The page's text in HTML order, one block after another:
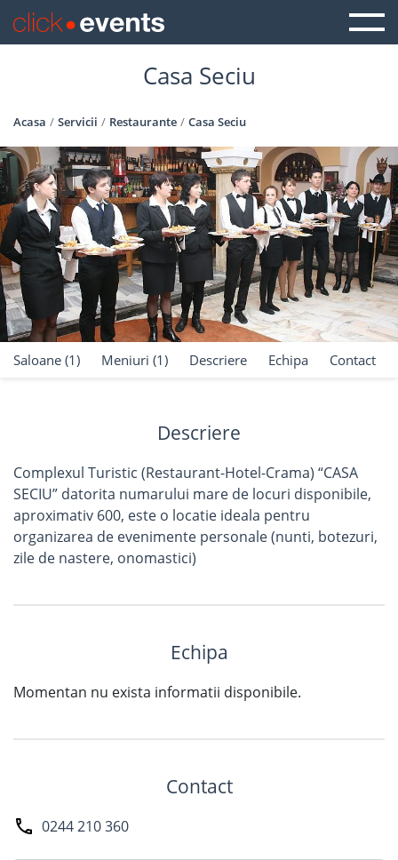
Casa Seciu
Acasa Servicii Restaurante Casa Seciu
Saloane (1) Meniuri (1) Descriere Echipa Contact
Descriere
Complexul Turistic (Restaurant-Hotel-Crama) “CASA
SECIU” datorita numarului mare de locuri disponibile,
aproximativ 600, este o locatie ideala pentru
organizarea de evenimente personale (nunti, botezuri,
zile de nastere, onomastici)
Echipa
Momentan nu exista informatii disponibile.
Contact
0244 210 360